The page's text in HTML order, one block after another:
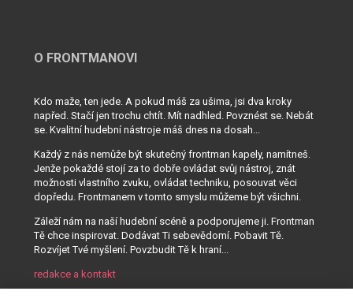
O FRONTMANOVI
Kdo maže, ten jede. A pokud máš za ušima, jsi dva kroky
napřed. Stačí jen trochu chtít. Mít nadhled. Povznést se. Nebát
se. Kvalitní hudební nástroje máš dnes na dosah...
Každý z nás nemůže být skutečný frontman kapely, namítneš.
Jenže pokaždé stojí za to dobře ovládat svůj nástroj, znát
možnosti vlastního zvuku, ovládat techniku, posouvat věci
dopředu. Frontmanem v tomto smyslu můžeme být všichni.
Záleží nám na naší hudební scéně a podporujeme ji. Frontman
Tě chce inspirovat. Dodávat Ti sebevědomí. Pobavit Tě.
Rozvíjet Tvé myšlení. Povzbudit Tě k hraní...
redakce a kontakt